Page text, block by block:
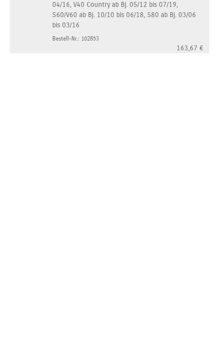
04/16, V40 Country ab Bj. 05/12 bis 07/19,
S60/V60 ab Bj. 10/10 bis 06/18, S80 ab Bj. 03/06
bis 03/16
Bestell-Nr.: 102853
163,67 €